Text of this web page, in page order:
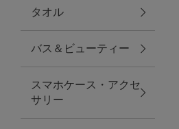
キッチン・ダイニング
ダイニング
キッチン
タオル
バス＆ビューティー
スマホケース・アクセ
サリー